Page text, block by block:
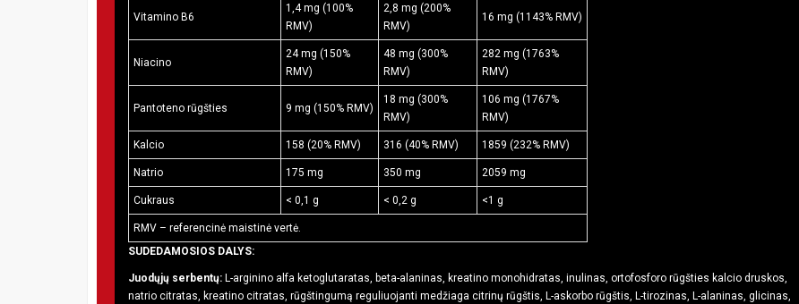
Vitamino B6
1,4 mg (100%
RMV)
2,8 mg (200%
RMV)
16 mg (1143% RMV)
Niacino
24 mg (150%
RMV)
48 mg (300%
RMV)
282 mg (1763%
RMV)
Pantoteno rūgšties 9 mg (150% RMV)
18 mg (300%
RMV)
106 mg (1767%
RMV)
Kalcio 158 (20% RMV) 316 (40% RMV) 1859 (232% RMV)
Natrio 175 mg 350 mg 2059 mg
Cukraus < 0,1 g < 0,2 g <1 g
RMV – referencinė maistinė vertė.
SUDEDAMOSIOS DALYS:
Juodųjų serbentų: L-arginino alfa ketoglutaratas, beta-alaninas, kreatino monohidratas, inulinas, ortofosforo rūgšties kalcio druskos,
natrio citratas, kreatino citratas, rūgštingumą reguliuojanti medžiaga citrinų rūgštis, L-askorbo rūgštis, L-tirozinas, L-alaninas, glicinas,